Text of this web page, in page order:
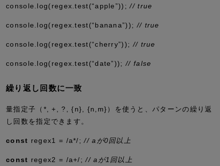
console.log(regex.test(“apple”)) ; // true
console.log(regex.test(“banana”)); // true
console.log(regex.test(“cherry”)); // true
console.log(regex.test(“date”)); // false
繰り返し回数に一致
量指定子（ *,+,?,{n}, {n,m}）を使うと、パターンの繰り返
し回数を指定できます。
const regex1 = /a*/; // aが0回以上
const regex2 = /a+/; // aが1回以上